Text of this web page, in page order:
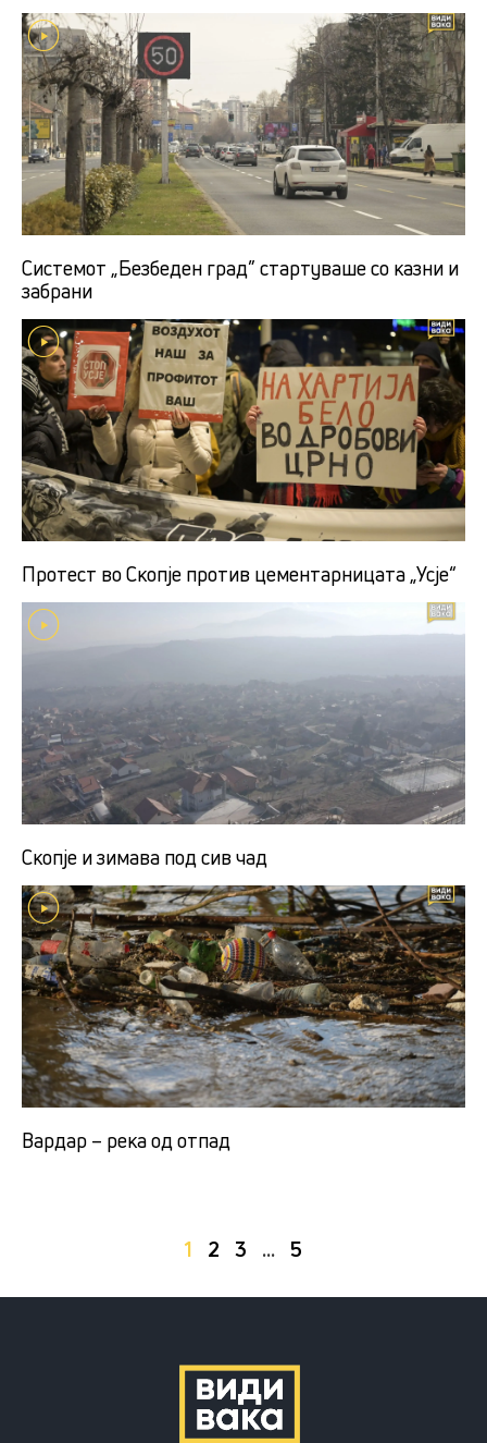
Системот „Безбеден град” стартуваше со казни и
забрани
Протест во Скопје против цементарницата „Усје“
Скопје и зимава под сив чад
Вардар – река од отпад
1 2 3 … 5